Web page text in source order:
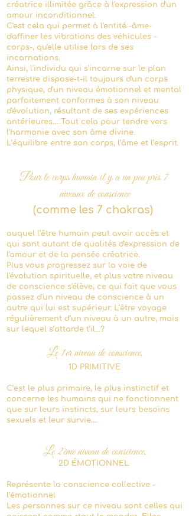
créatrice illimitée grâce à l'expression d'un
amour inconditionnel.
C'est cela qui permet à l'entité -âme-
d'affiner les vibrations des véhicules -
corps-, qu'elle utilise lors de ses
incarnations.
Ainsi, l'individu qui s'incarne sur le plan
terrestre dispose-t-il toujours d'un corps
physique, d'un niveau émotionnel et mental
parfaitement conformes à son niveau
d'évolution, résultant de ses expériences
antérieures…..Tout cela pour tendre vers
l’harmonie avec son âme divine.
L’équilibre entre son corps, l’âme et l’esprit.
Pour le corps humain il y a un peu près 7
niveaux de conscience
(comme les 7 chakras)
auquel l’être humain peut avoir accès et
qui sont autant de qualités d'expression de
l'amour et de la pensée créatrice.
Plus vous progressez sur la voie de
l'évolution spirituelle, et plus votre niveau
de conscience s'élève, ce qui fait que vous
passez d'un niveau de conscience à un
autre qui lui est supérieur. L’être voyage
régulièrement d’un niveau à un autre, mais
sur lequel s’attarde t’il...?
Le 1er niveau de conscience,
1D PRIMITIVE
C’est le plus primaire, le plus instinctif et
concerne les humains qui ne fonctionnent
que sur leurs instincts, sur leurs besoins
sexuels et leur survie….
Le 2ème niveau de conscience,
2D ÉMOTIONNEL
Représente la conscience collective -
l’émotionnel
Les personnes sur ce niveau sont celles qui